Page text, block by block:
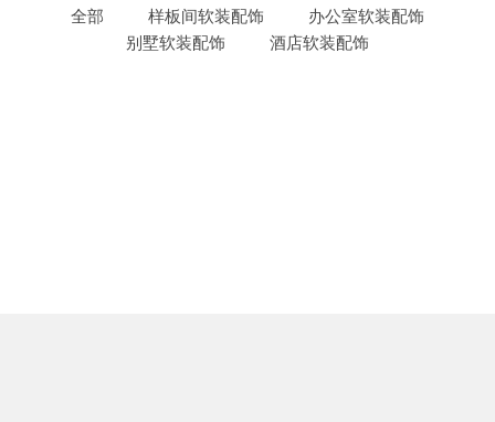
全部 样板间软装配饰
办公室软装配饰
别墅软装配饰
酒店软装配饰